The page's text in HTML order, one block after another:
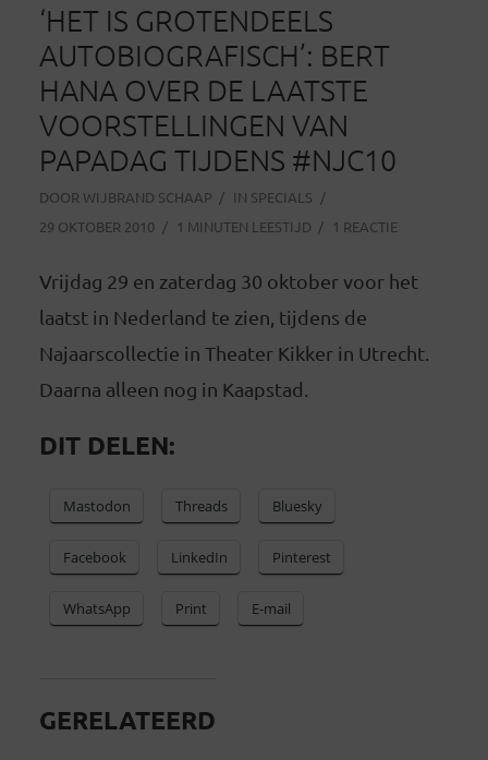
‘HET IS GROTENDEELS
AUTOBIOGRAFISCH’: BERT
HANA OVER DE LAATSTE
VOORSTELLINGEN VAN
PAPADAG TIJDENS #NJC10
DOOR WIJBRAND SCHAAP IN SPECIALS
29 OKTOBER 2010
1 MINUTEN LEESTIJD 1 REACTIE
Vrijdag 29 en zaterdag 30 oktober voor het
laatst in Nederland te zien, tijdens de
Najaarscollectie in Theater Kikker in Utrecht.
Daarna alleen nog in Kaapstad.
DIT DELEN:
Mastodon Threads Bluesky
Facebook LinkedIn Pinterest
WhatsApp Print E-mail
GERELATEERD